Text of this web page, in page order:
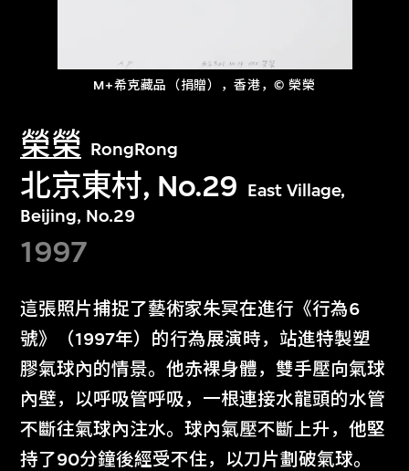
M+希克藏品（捐贈），香港，© 榮榮
榮榮 RongRong
北京東村, No.29 East Village,
Beijing, No.29
1997
這張照片捕捉了藝術家朱冥在進行《行為6
號》（1997年）的行為展演時，站進特製塑
膠氣球內的情景。他赤裸身體，雙手壓向氣球
內壁，以呼吸管呼吸，一根連接水龍頭的水管
不斷往氣球內注水。球內氣壓不斷上升，他堅
持了90分鐘後經受不住，以刀片劃破氣球。